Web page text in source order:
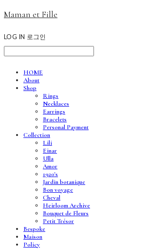
Maman et Fille
LOG IN 로그인
HOME
About
Shop
Rings
Necklaces
Earrings
Bracelets
Personal Payment
Collection
Lili
Einar
Ulla
Amor
1920's
Jardin botanique
Bon voyage
Cheval
Heirloom Archive
Bouquet de Fleurs
Petit Trésor
Bespoke
Maison
Policy